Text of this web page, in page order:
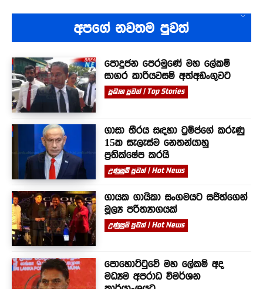
අපගේ නවතම පුවත්
පොදුජන පෙරමුණේ මහ ලේකම්
සාගර කාරියවසම් අත්අඩංගුවට
ප්‍රධාන පුවත් | Top Stories
ගාසා තීරය සඳහා ට්‍රම්ප්ගේ කරුණු
15ක සැලැස්ම නෙතන්යාහු
ප්‍රතික්ෂේප කරයි
උණුසුම් පුවත් | Hot News
ගායක ගායිකා සංගමයට සජිත්ගෙන්
මූල්‍ය පරිත්‍යාගයක්
උණුසුම් පුවත් | Hot News
පොහොට්ටුවේ මහ ලේකම් අද
මධ්‍යම අපරාධ විමර්ශන